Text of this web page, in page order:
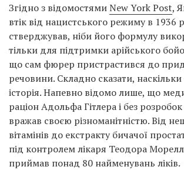
Згідно з відомостямиNew York Post,
втік від нацистського режиму в 1936
стверджував, ніби його формулу
тільки для підтримки арійського
що сам фюрер пристрастився до
речовини. Складно сказати,
історія. Напевно відомо лише, що
раціон Адольфа Гітлера і без
вражав своєю різноманітністю. Від
вітамінів до екстракту бичачої
під контролем лікаря Теодора
приймав понад 80 найменувань ліків.